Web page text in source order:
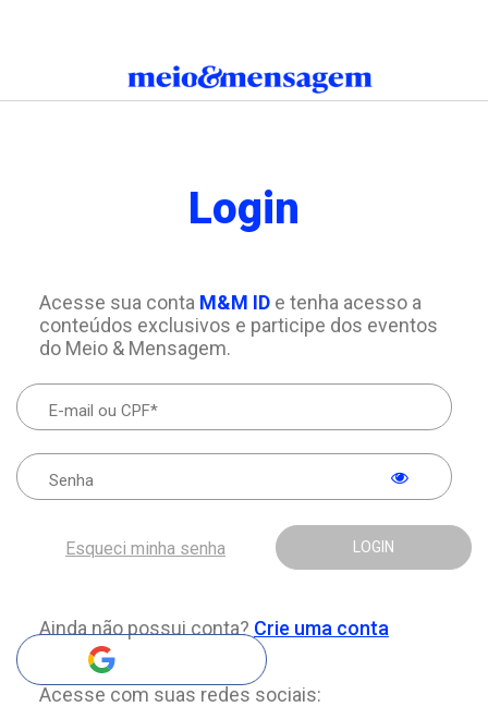
Login
Acesse sua conta M&M IDe tenha acesso a
conteúdos exclusivos e participe dos eventos
do Meio & Mensagem.
LOGIN
Esqueci minha senha
Ainda não possui conta? Crie uma conta
Acesse com suas redes sociais: